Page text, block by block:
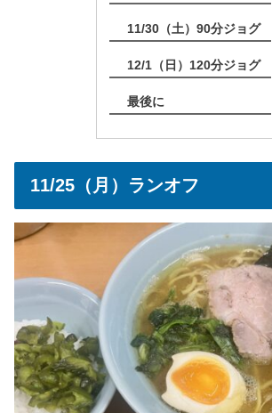
11/30（土）90分ジョグ
12/1（日）120分ジョグ
最後に
11/25（月）ランオフ